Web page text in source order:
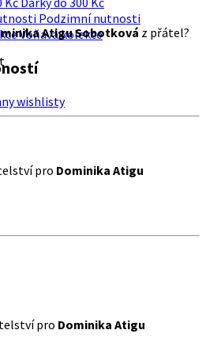
Podzimní nutnosti
Voňavá kolekce
wishlisty
Atigu Sobotková z přátel?
pro Dominika Atigu
pro Dominika Atigu